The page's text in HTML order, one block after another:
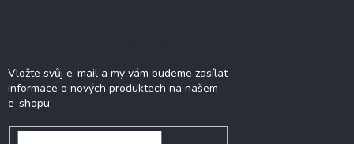
Vložte svůj e-mail a my vám budeme zasílat
informace o nových produktech na našem
e-shopu.